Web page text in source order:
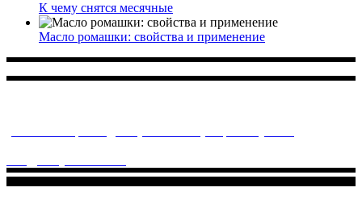
К чему снятся месячные
Масло ромашки: свойства и применение